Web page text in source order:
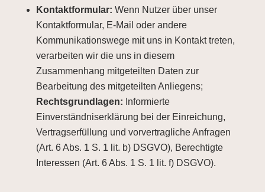
Kontaktformular: Wenn Nutzer über unser
Kontaktformular, E-Mail oder andere
Kommunikationswege mit uns in Kontakt treten,
verarbeiten wir die uns in diesem
Zusammenhang mitgeteilten Daten zur
Bearbeitung des mitgeteilten Anliegens;
Rechtsgrundlagen: Informierte
Einverständniserklärung bei der Einreichung,
Vertragserfüllung und vorvertragliche Anfragen
(Art. 6 Abs. 1 S. 1 lit. b) DSGVO), Berechtigte
Interessen (Art. 6 Abs. 1 S. 1 lit. f) DSGVO).